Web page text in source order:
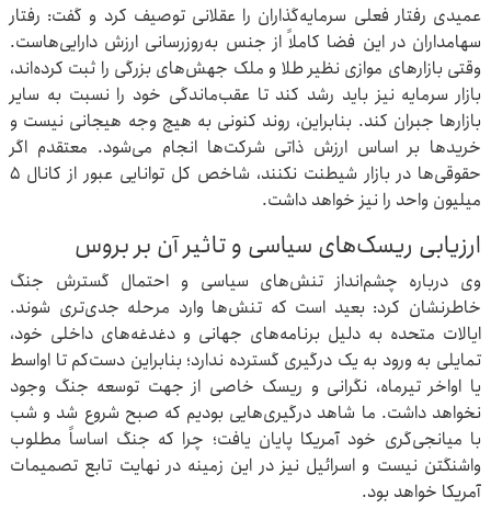
عمیدی رفتار فعلی سرمایه‌گذاران را عقلانی توصیف کرد و گفت: رفتار
سهامداران در این فضا کاملاً از جنس به‌روزرسانی ارزش دارایی‌هاست.
وقتی بازارهای موازی نظیر طلا و ملک جهش‌های بزرگی را ثبت کرده‌اند،
بازار سرمایه نیز باید رشد کند تا عقب‌ماندگی خود را نسبت به سایر
بازارها جبران کند. بنابراین، روند کنونی به هیچ وجه هیجانی نیست و
خریدها بر اساس ارزش ذاتی شرکت‌ها انجام می‌شود. معتقدم اگر
حقوقی‌ها در بازار شیطنت نکنند، شاخص کل توانایی عبور از کانال ۵
میلیون واحد را نیز خواهد داشت.
ارزیابی ریسک‌های سیاسی و تاثیر آن بر بروس
وی درباره چشم‌انداز تنش‌های سیاسی و احتمال گسترش جنگ
خاطرنشان کرد: بعید است که تنش‌ها وارد مرحله جدی‌تری شوند.
ایالات متحده به دلیل برنامه‌های جهانی و دغدغه‌های داخلی خود،
تمایلی به ورود به یک درگیری گسترده ندارد؛ بنابراین دست‌کم تا اواسط
یا اواخر تیرماه، نگرانی و ریسک خاصی از جهت توسعه جنگ وجود
نخواهد داشت. ما شاهد درگیری‌هایی بودیم که صبح شروع شد و شب
با میانجی‌گری خود آمریکا پایان یافت؛ چرا که جنگ اساساً مطلوب
واشنگتن نیست و اسرائیل نیز در این زمینه در نهایت تابع تصمیمات
آمریکا خواهد بود.